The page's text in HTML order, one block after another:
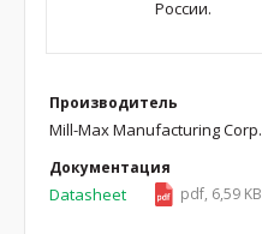
России.
Производитель
Mill-Max Manufacturing Corp.
Документация
Datasheet pdf, 6,59 KB